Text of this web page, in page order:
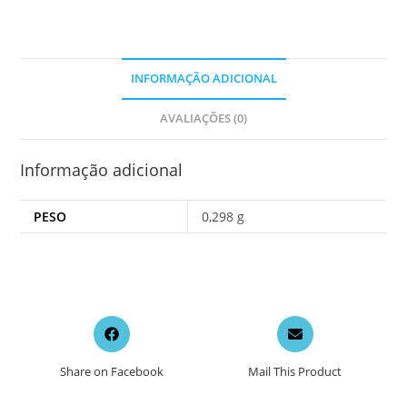
INFORMAÇÃO ADICIONAL
AVALIAÇÕES (0)
Informação adicional
PESO 0,298 g
Opens
in
new
Share on Facebook
Opens
in
a
new
Mail This Product